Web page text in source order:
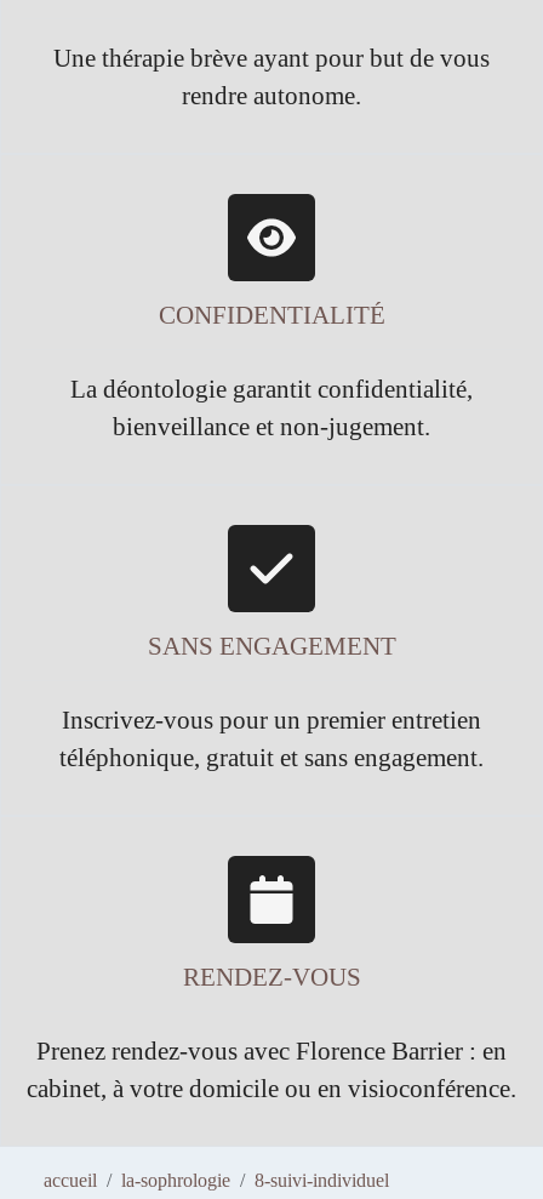
FLORENCE BARRIER
Une thérapie brève ayant pour but de vous
rendre autonome.
CONFIDENTIALITÉ
La déontologie garantit confidentialité,
bienveillance et non-jugement.
SANS ENGAGEMENT
Inscrivez-vous pour un premier entretien
téléphonique, gratuit et sans engagement.
RENDEZ-VOUS
Prenez rendez-vous avec Florence Barrier : en
cabinet, à votre domicile ou en visioconférence.
accueil la-sophrologie 8-suivi-individuel